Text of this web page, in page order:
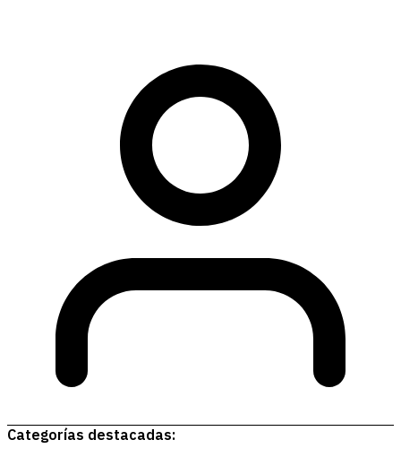
Categorías destacadas: